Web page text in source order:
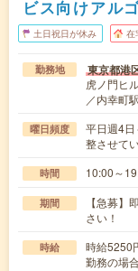
ビス向けアル
土日祝日が休み 在
勤務地 東京都港
虎ノ門ヒ
／内幸町
曜日頻度
平日週4
整させて
時間 10:00～
期間
【急募
さい！
時給
時給5250
勤務の場合